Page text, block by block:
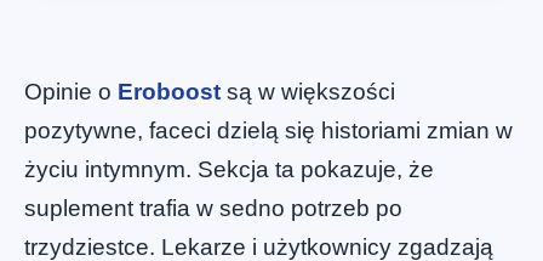
Opinie o Eroboost są w większości
pozytywne, faceci dzielą się historiami zmian w
życiu intymnym. Sekcja ta pokazuje, że
suplement trafia w sedno potrzeb po
trzydziestce. Lekarze i użytkownicy zgadzają